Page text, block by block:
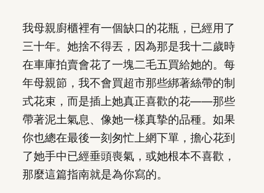
我母親廚櫃裡有一個缺口的花瓶，已經用了
三十年。她捨不得丟，因為那是我十二歲時
在車庫拍賣會花了一塊二毛五買給她的。每
年母親節，我不會買超市那些綁著絲帶的制
式花束，而是插上她真正喜歡的花——那些
帶著泥土氣息、像她一樣真摯的品種。如果
你也總在最後一刻匆忙上網下單，擔心花到
了她手中已經垂頭喪氣，或她根本不喜歡，
那麼這篇指南就是為你寫的。